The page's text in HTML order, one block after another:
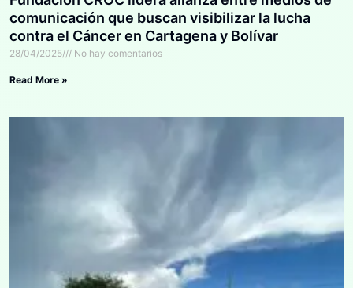
comunicación que buscan visibilizar la lucha
contra el Cáncer en Cartagena y Bolívar
28/04/2025 No hay comentarios
Read More »